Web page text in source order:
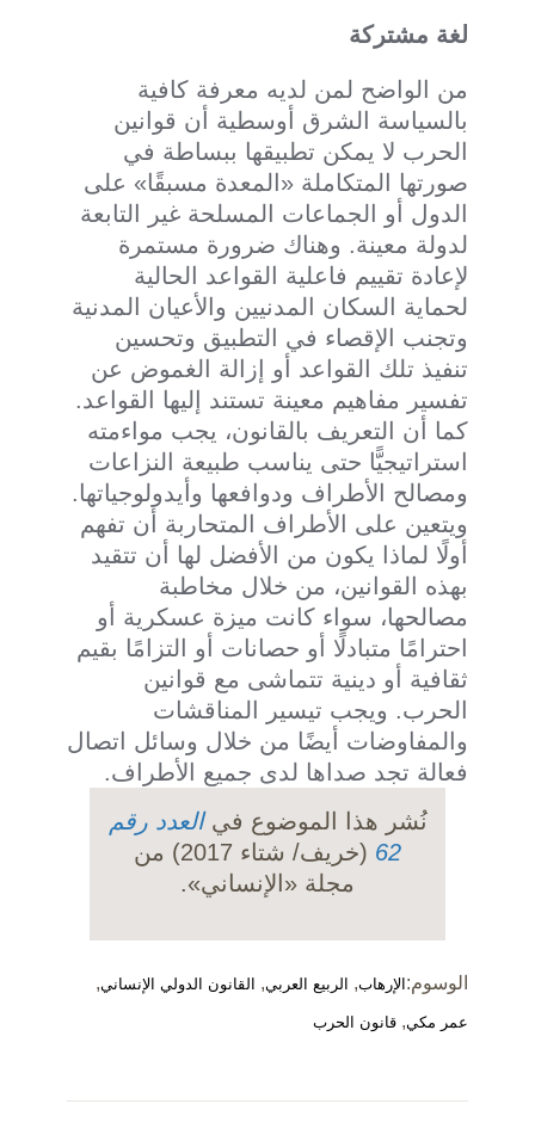
لغة مشتركة
من الواضح لمن لديه معرفة كافية
بالسياسة الشرق أوسطية أن قوانين
الحرب لا يمكن تطبيقها ببساطة في
صورتها المتكاملة «المعدة مسبقًا» على
الدول أو الجماعات المسلحة غير التابعة
لدولة معينة. وهناك ضرورة مستمرة
لإعادة تقييم فاعلية القواعد الحالية
لحماية السكان المدنيين والأعيان المدنية
وتجنب الإقصاء في التطبيق وتحسين
تنفيذ تلك القواعد أو إزالة الغموض عن
تفسير مفاهيم معينة تستند إليها القواعد.
كما أن التعريف بالقانون، يجب مواءمته
استراتيجيًّا حتى يناسب طبيعة النزاعات
ومصالح الأطراف ودوافعها وأيدولوجياتها.
ويتعين على الأطراف المتحاربة أن تفهم
أولًا لماذا يكون من الأفضل لها أن تتقيد
بهذه القوانين، من خلال مخاطبة
مصالحها، سواء كانت ميزة عسكرية أو
احترامًا متبادلًا أو حصانات أو التزامًا بقيم
ثقافية أو دينية تتماشى مع قوانين
الحرب. ويجب تيسير المناقشات
والمفاوضات أيضًا من خلال وسائل اتصال
فعالة تجد صداها لدى جميع الأطراف.
نُشر هذا الموضوع فيالعدد رقم
62
(خريف/ شتاء 2017) من
مجلة «الإنساني».
الوسوم: الإرهاب, الربيع العربي, القانون الدولي الإنساني,
عمر مكي, قانون الحرب